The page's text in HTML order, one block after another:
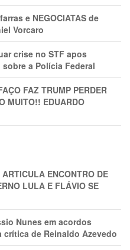
e NEGOCIATAS de
Vorcaro
crise no STF apos
a Polícia Federal
FAZ TRUMP PERDER
MUITO!! EDUARDO
ENCONTRO DE
LULA E FLÁVIO SE
Nunes em acordos
de Reinaldo Azevedo